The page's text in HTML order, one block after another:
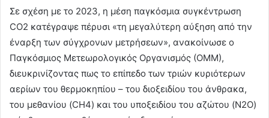
Σε σχέση με το 2023, η μέση παγκόσμια συγκέντρωση
CO2 κατέγραψε πέρυσι «τη μεγαλύτερη αύξηση από την
έναρξη των σύγχρονων μετρήσεων», ανακοίνωσε ο
Παγκόσμιος Μετεωρολογικός Οργανισμός (ΟΜΜ),
διευκρινίζοντας πως το επίπεδο των τριών κυριότερων
αερίων του θερμοκηπίου – του διοξειδίου του άνθρακα,
του μεθανίου (CH4) και του υποξειδίου του αζώτου (N2O)